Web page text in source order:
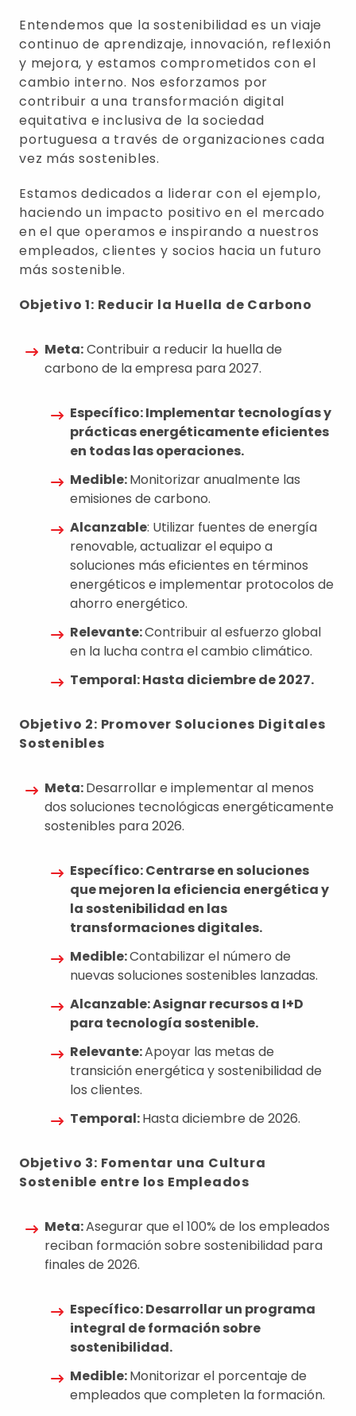
Entendemos que la sostenibilidad es un viaje
continuo de aprendizaje, innovación, reflexión
y mejora, y estamos comprometidos con el
cambio interno. Nos esforzamos por
contribuir a una transformación digital
equitativa e inclusiva de la sociedad
portuguesa a través de organizaciones cada
vez más sostenibles.
Estamos dedicados a liderar con el ejemplo,
haciendo un impacto positivo en el mercado
en el que operamos e inspirando a nuestros
empleados, clientes y socios hacia un futuro
más sostenible.
Objetivo 1: Reducir la Huella de Carbono
Meta:Contribuir a reducir la huella de
carbono de la empresa para 2027.
Específico: Implementar tecnologías y
prácticas energéticamente eficientes
en todas las operaciones.
Medible:Monitorizar anualmente las
emisiones de carbono.
Alcanzable: Utilizar fuentes de energía
renovable, actualizar el equipo a
soluciones más eficientes en términos
energéticos e implementar protocolos de
ahorro energético.
Relevante:Contribuir al esfuerzo global
en la lucha contra el cambio climático.
Temporal: Hasta diciembre de 2027.
Objetivo 2: Promover Soluciones Digitales
Sostenibles
Meta:Desarrollar e implementar al menos
dos soluciones tecnológicas energéticamente
sostenibles para 2026.
Específico: Centrarse en soluciones
que mejoren la eficiencia energética y
la sostenibilidad en las
transformaciones digitales.
Medible:Contabilizar el número de
nuevas soluciones sostenibles lanzadas.
Alcanzable: Asignar recursos a I+D
para tecnología sostenible.
Relevante:Apoyar las metas de
transición energética y sostenibilidad de
los clientes.
Temporal:Hasta diciembre de 2026.
Objetivo 3: Fomentar una Cultura
Sostenible entre los Empleados
Meta:Asegurar que el 100% de los empleados
reciban formación sobre sostenibilidad para
finales de 2026.
Específico: Desarrollar un programa
integral de formación sobre
sostenibilidad.
Medible:Monitorizar el porcentaje de
empleados que completen la formación.